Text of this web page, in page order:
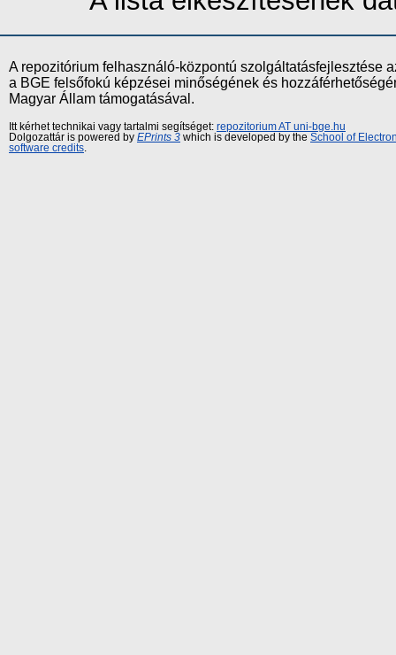
A repozitórium felhasználó-központú szolgáltatásfejlesztése
a BGE felsőfokú képzései minőségének és
Magyar Állam támogatásával.
Itt kérhet technikai vagy tartalmi segítséget: repozitorium AT uni-bge.hu
Dolgozattár is powered by EPrints 3 which is developed by the School of
software credits